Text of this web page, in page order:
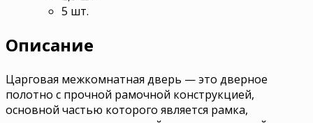
5 шт.
Описание
Царговая межкомнатная дверь — это дверное
полотно с прочной рамочной конструкцией,
основной частью которого является рамка,